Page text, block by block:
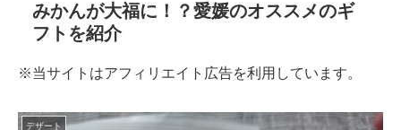
みかんが大福に！？愛媛のオススメのギ
フトを紹介
※当サイトはアフィリエイト広告を利用しています。
デザート